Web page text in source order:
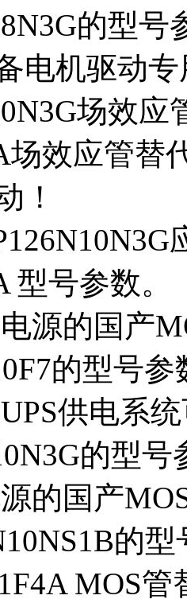
的型号
电机驱动
场效应
场效应管替
！
型号参数。
源的国产
的型号参
供电系
的型号
的国产
的
MOS